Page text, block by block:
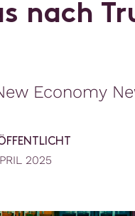
s nach Tr
Economy
2025